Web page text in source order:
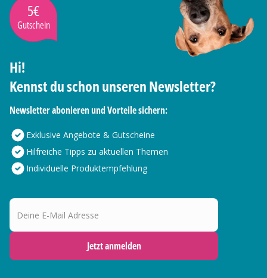
5€
Gutschein
Hi!
Kennst du schon unseren Newsletter?
Newsletter abonieren und Vorteile sichern:
Exklusive Angebote & Gutscheine
Hilfreiche Tipps zu aktuellen Themen
Individuelle Produktempfehlung
Deine E-Mail Adresse
Jetzt anmelden